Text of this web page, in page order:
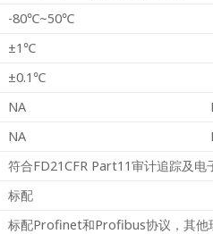
-80℃~50℃
±1℃
±0.1℃
NA
NA
符合FD21CFR Part11审计追踪及电
标配
标配Profinet和Profibus协议，其他